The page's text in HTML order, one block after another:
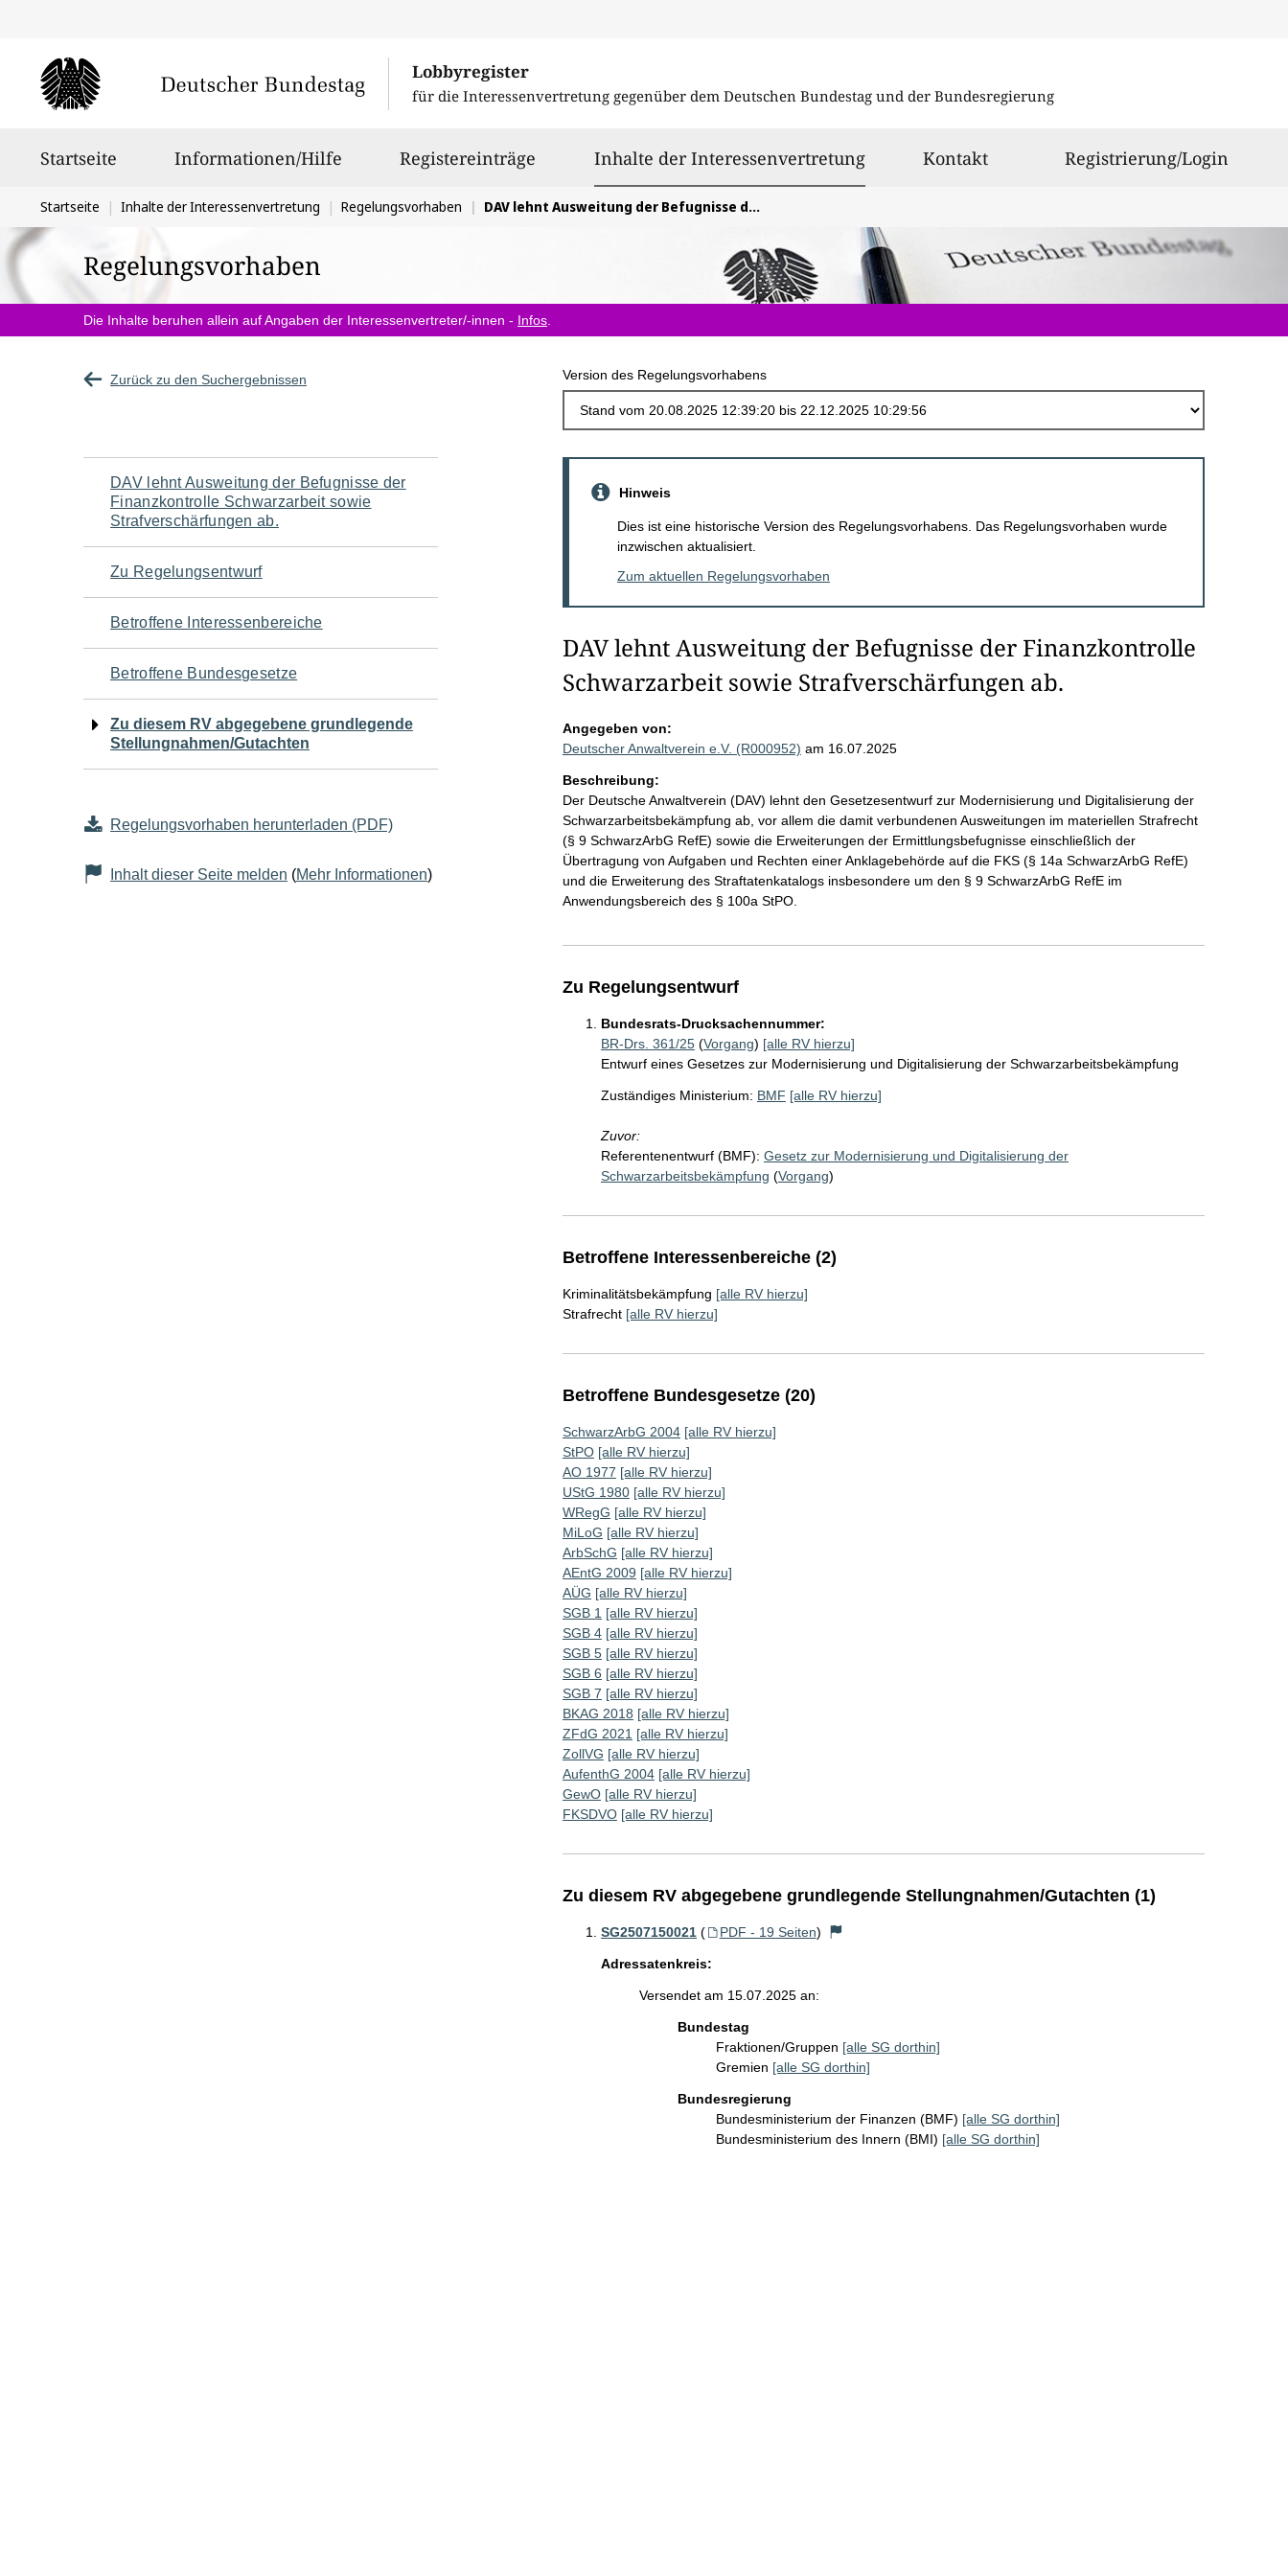
Lobbyregister
für die Interessenvertretung gegenüber dem Deutschen Bundestag und der Bundesregierung
Startseite Informationen/Hilfe Registereinträge Inhalte der Interessenvertretungausgewählt
Kontakt Registrierung/Login
Sie
befinden
sich
hier:
Startseite Inhalte der Interessenvertretung Regelungsvorhaben DAV lehnt Ausweitung der Befugnisse der Finanzkontrolle Schwarzarbeit sowie Strafverschärfungen ab.
Regelungsvorhaben
Die Inhalte beruhen allein auf Angaben der Interessenvertreter/-innen - Infos
Zurück zu den Suchergebnissen Version des Regelungsvorhabens
Navigation
für
den
Seiteninhalt
DAV lehnt Ausweitung der Befugnisse der
Finanzkontrolle Schwarzarbeit sowie
Strafverschärfungen ab.
Zu Regelungsentwurf
Betroffene Interessenbereiche
Betroffene Bundesgesetze
Zu diesem RV abgegebene grundlegende
Stellungnahmen/Gutachten
Regelungsvorhaben herunterladen (PDF)
Inhalt dieser Seite melden (Mehr Informationen)
Hinweis
Dies ist eine historische Version des Regelungsvorhabens. Das Regelungsvorhaben wurde
inzwischen aktualisiert.
Zum aktuellen Regelungsvorhaben
DAV lehnt Ausweitung der Befugnisse der Finanzkontrolle
Schwarzarbeit sowie Strafverschärfungen ab.
Angegeben von:
Deutscher Anwaltverein e.V. (R000952) am 16.07.2025
Beschreibung:
Der Deutsche Anwaltverein (DAV) lehnt den Gesetzesentwurf zur Modernisierung und Digitalisierung der
Schwarzarbeitsbekämpfung ab, vor allem die damit verbundenen Ausweitungen im materiellen Strafrecht
(§ 9 SchwarzArbG RefE) sowie die Erweiterungen der Ermittlungsbefugnisse einschließlich der
Übertragung von Aufgaben und Rechten einer Anklagebehörde auf die FKS (§ 14a SchwarzArbG RefE)
und die Erweiterung des Straftatenkatalogs insbesondere um den § 9 SchwarzArbG RefE im
Anwendungsbereich des § 100a StPO.
Zu Regelungsentwurf
Bundesrats-Drucksachennummer:
BR-Drs. 361/25(Vorgang) [alle RV hierzu]
Entwurf eines Gesetzes zur Modernisierung und Digitalisierung der Schwarzarbeitsbekämpfung
Zuständiges Ministerium: BMF [alle RV hierzu]
Zuvor:
Referentenentwurf (BMF): Gesetz zur Modernisierung und Digitalisierung der
Schwarzarbeitsbekämpfung (Vorgang)
Betroffene Interessenbereiche (2)
Kriminalitätsbekämpfung [alle RV hierzu]
Strafrecht [alle RV hierzu]
Betroffene Bundesgesetze (20)
SchwarzArbG 2004 [alle RV hierzu]
StPO [alle RV hierzu]
AO 1977 [alle RV hierzu]
UStG 1980 [alle RV hierzu]
WRegG [alle RV hierzu]
MiLoG [alle RV hierzu]
ArbSchG [alle RV hierzu]
AEntG 2009 [alle RV hierzu]
AÜG [alle RV hierzu]
SGB 1 [alle RV hierzu]
SGB 4 [alle RV hierzu]
SGB 5 [alle RV hierzu]
SGB 6 [alle RV hierzu]
SGB 7 [alle RV hierzu]
BKAG 2018 [alle RV hierzu]
ZFdG 2021 [alle RV hierzu]
ZollVG [alle RV hierzu]
AufenthG 2004 [alle RV hierzu]
GewO [alle RV hierzu]
FKSDVO [alle RV hierzu]
Zu diesem RV abgegebene grundlegende Stellungnahmen/Gutachten (1)
SG2507150021 ( PDF - 19 Seiten)
Adressatenkreis:
Versendet am 15.07.2025 an:
Bundestag
Fraktionen/Gruppen [alle SG dorthin]
Gremien [alle SG dorthin]
Bundesregierung
Bundesministerium der Finanzen (BMF) [alle SG dorthin]
Bundesministerium des Innern (BMI) [alle SG dorthin]